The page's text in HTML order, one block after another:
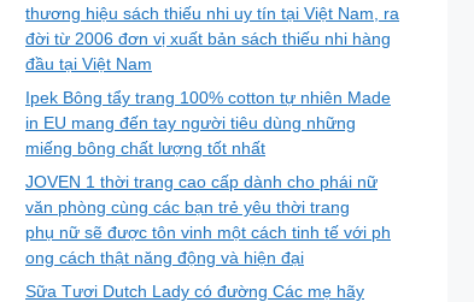
thương hiệu sách thiếu nhi uy tín tại Việt Nam, ra
đời từ 2006 đơn vị xuất bản sách thiếu nhi hàng
đầu tại Việt Nam
Ipek Bông tẩy trang 100% cotton tự nhiên Made
in EU mang đến tay người tiêu dùng những
miếng bông chất lượng tốt nhất
JOVEN 1 thời trang cao cấp dành cho phái nữ
văn phòng cùng các bạn trẻ yêu thời trang
phụ nữ sẽ được tôn vinh một cách tinh tế với ph
ong cách thật năng động và hiện đại
Sữa Tươi Dutch Lady có đường Các mẹ hãy